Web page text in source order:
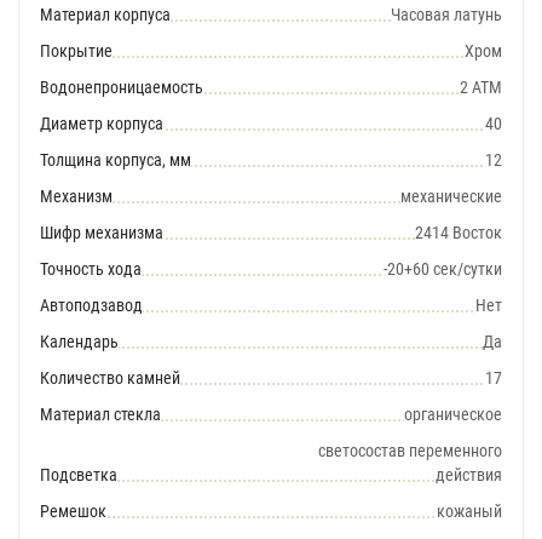
Материал корпуса
Часовая латунь
Покрытие
Хром
Водонепроницаемость
2 АТМ
Диаметр корпуса
40
Толщина корпуса, мм
12
Механизм
механические
Шифр механизма
2414 Восток
Точность хода
-20+60 сек/сутки
Автоподзавод
Нет
Календарь
Да
Количество камней
17
Материал стекла
органическое
Подсветка
светосостав переменного
действия
Ремешок
кожаный